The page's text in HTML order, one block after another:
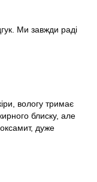
Ми завжди раді
вологу тримає
блиску, але
дуже